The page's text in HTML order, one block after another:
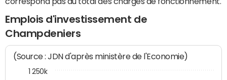
Emplois d'investissement de
Champdeniers
(Source : JDN d'après ministère de l'Economie)
1 250k